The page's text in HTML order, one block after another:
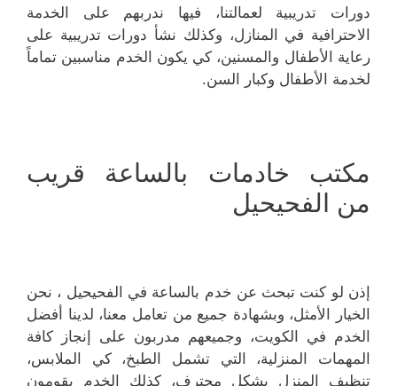
دورات تدريبية لعمالتنا، فيها ندربهم على الخدمة
الاحترافية في المنازل، وكذلك نشأ دورات تدريبية على
رعاية الأطفال والمسنين، كي يكون الخدم مناسبين تماماً
لخدمة الأطفال وكبار السن.
مكتب خادمات بالساعة قريب
من الفحيحيل
إذن لو كنت تبحث عن خدم بالساعة في الفحيحيل ، نحن
الخيار الأمثل، وبشهادة جميع من تعامل معنا، لدينا أفضل
الخدم في الكويت، وجميعهم مدربون على إنجاز كافة
المهمات المنزلية، التي تشمل الطبخ، كي الملابس،
تنظيف المنزل بشكل محترف، كذلك الخدم يقومون